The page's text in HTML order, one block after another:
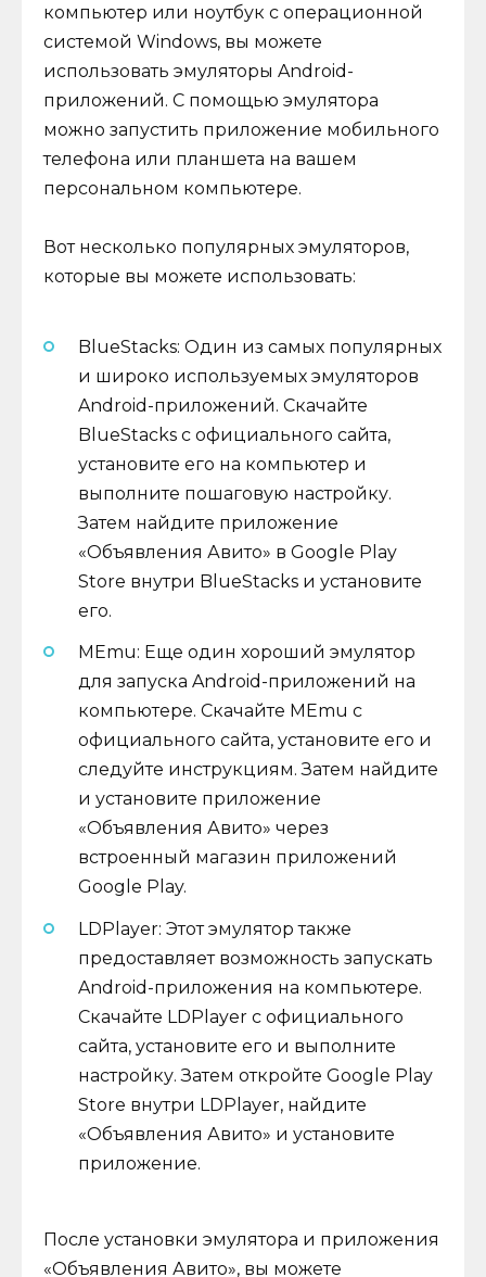
компьютер или ноутбук с операционной
системой Windows, вы можете
использовать эмуляторы Android-
приложений. С помощью эмулятора
можно запустить приложение мобильного
телефона или планшета на вашем
персональном компьютере.
Вот несколько популярных эмуляторов,
которые вы можете использовать:
BlueStacks: Один из самых популярных
и широко используемых эмуляторов
Android-приложений. Скачайте
BlueStacks с официального сайта,
установите его на компьютер и
выполните пошаговую настройку.
Затем найдите приложение
«Объявления Авито» в Google Play
Store внутри BlueStacks и установите
его.
MEmu: Еще один хороший эмулятор
для запуска Android-приложений на
компьютере. Скачайте MEmu с
официального сайта, установите его и
следуйте инструкциям. Затем найдите
и установите приложение
«Объявления Авито» через
встроенный магазин приложений
Google Play.
LDPlayer: Этот эмулятор также
предоставляет возможность запускать
Android-приложения на компьютере.
Скачайте LDPlayer с официального
сайта, установите его и выполните
настройку. Затем откройте Google Play
Store внутри LDPlayer, найдите
«Объявления Авито» и установите
приложение.
После установки эмулятора и приложения
«Объявления Авито», вы можете